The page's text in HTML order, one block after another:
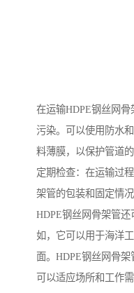
在运输HDPE钢丝网
污染。可以使用防水
料薄膜，以保护管道
定期检查：在运输过
架管的包装和固定情
HDPE钢丝网骨架管
如，它可以用于海洋
面。HDPE钢丝网骨架
可以适应场所和工作需